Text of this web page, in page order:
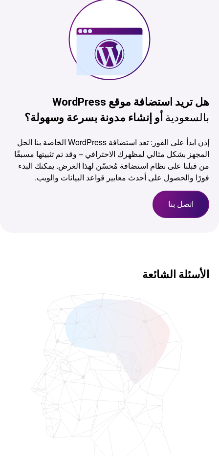
هل تريد استضافة موقع WordPress
بالسعودية أو إنشاء مدونة بسرعة وسهولة؟
إذن ابدأ على الفور: تعد استضافة WordPress الخاصة بنا الحل
المجهز بشكل مثالي لمظهرك الاحترافي – وقد تم تثبيتها مسبقًا
من قبلنا على نظام استضافة مُحسّن لهذا الغرض. يمكنك البدء
فورًا والحصول على أحدث معايير قواعد البيانات والويب.
اتصل بنا
الأسئلة الشائعة